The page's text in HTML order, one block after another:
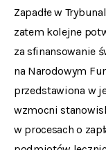
Zapadłe w
zatem kolejne
za sfinansowanie
na Narodowym
przedstawiona w
wzmocni
w procesach o